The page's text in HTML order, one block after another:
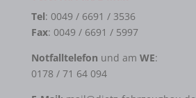
Tel: 0049 / 6691 / 3536
Fax: 0049 / 6691 / 5997
Notfalltelefon und am WE:
0178 / 71 64 094